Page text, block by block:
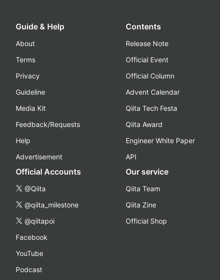
Guide & Help
About
Terms
Privacy
Guideline
Media Kit
Feedback/Requests
Help
Advertisement
Contents
Release Note
Official Event
Official Column
Advent Calendar
Qiita Tech Festa
Qiita Award
Engineer White Paper
API
Official Accounts
@Qiita
@qiita_milestone
@qiitapoi
Facebook
YouTube
Podcast
Our service
Qiita Team
Qiita Zine
Official Shop